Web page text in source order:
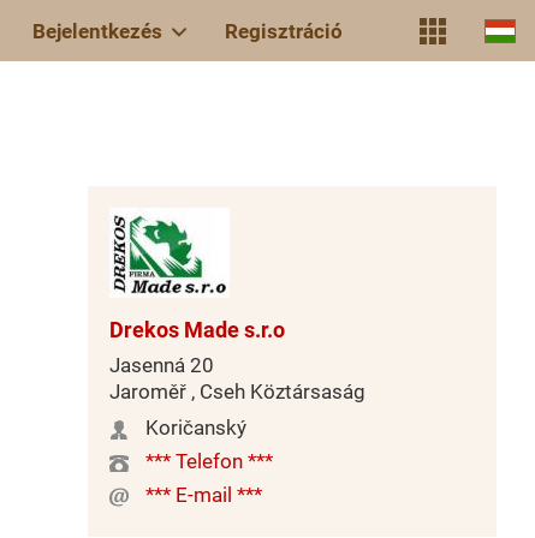
Bejelentkezés Regisztráció
Drekos Made s.r.o
Jasenná 20
Jaroměř , Cseh Köztársaság
Koričanský
*** Telefon ***
*** E-mail ***